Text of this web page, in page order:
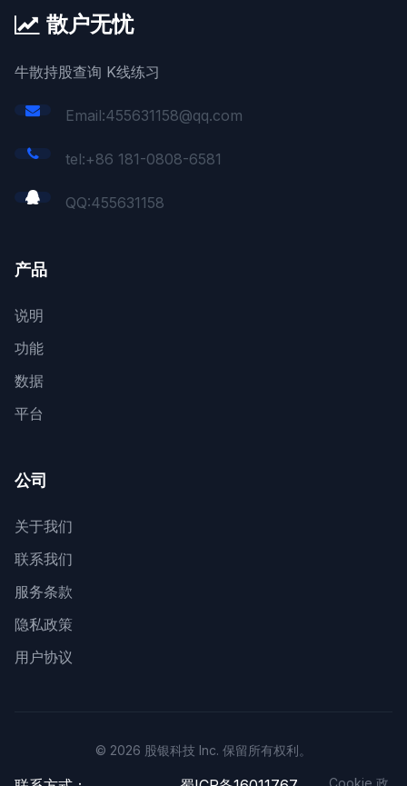
散户无忧
牛散持股查询 K线练习
Email:455631158@qq.com
tel:+86 181-0808-6581
QQ:455631158
产品
说明
功能
数据
平台
公司
关于我们
联系我们
服务条款
隐私政策
用户协议
© 2026 股银科技 Inc. 保留所有权利。
Cookie 政